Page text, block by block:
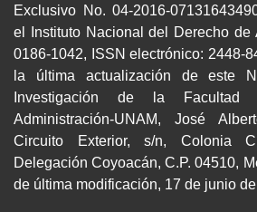
Exclusivo No. 04-2016-
el Instituto Nacional del Derecho de
0186-1042, ISSN electrónico: 2448-
la última actualización de este
Investigación de la
Administración-UNAM, José
Circuito Exterior, s/n, Colonia
Delegación Coyoacán, C.P. 04510,
de última modificación, 17 de junio